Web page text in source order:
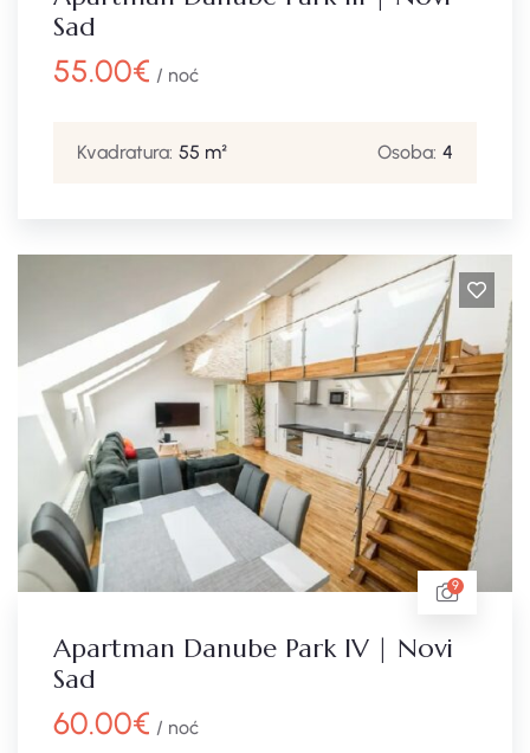
Sad
55.00€ / noć
Kvadratura: 55 m² Osoba: 4
9
Apartman Danube Park IV | Novi
Sad
60.00€ / noć